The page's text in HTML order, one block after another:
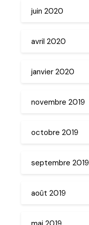
juin 2020
avril 2020
janvier 2020
novembre 2019
octobre 2019
septembre 2019
août 2019